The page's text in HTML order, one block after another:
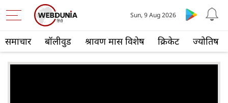
समाचार बॉलीवुड श्रावण मास विशेष क्रिकेट ज्योतिष
Sun, 9 Aug 2026